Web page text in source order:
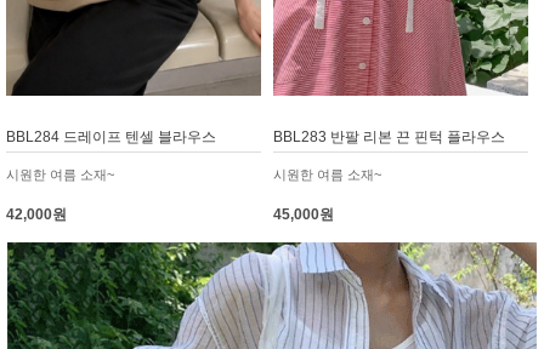
BBL284 드레이프 텐셀 블라우스
시원한 여름 소재~
42,000원
BBL283 반팔 리본 끈 핀턱 플라우스
시원한 여름 소재~
45,000원